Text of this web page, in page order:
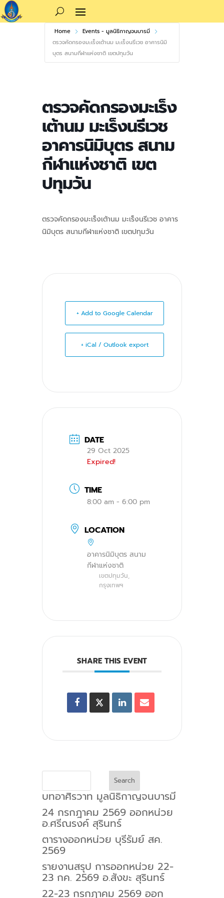
Home
Events - มูลนิธิกาญจนบารมี
ตรวจคัดกรองมะเร็งเต้านม มะเร็งนรีเวช อาคารนิมิ
บุตร สนามกีฬาแห่งชาติ เขตปทุมวัน
ตรวจคัดกรองมะเร็ง
เต้านม มะเร็งนรีเวช
อาคารนิมิบุตร สนาม
กีฬาแห่งชาติ เขต
ปทุมวัน
ตรวจคัดกรองมะเร็งเต้านม มะเร็งนรีเวช อาคาร
นิมิบุตร สนามกีฬาแห่งชาติ เขตปทุมวัน
+ Add to Google Calendar
+ iCal / Outlook export
DATE
29 Oct 2025
Expired!
TIME
8:00 am - 6:00 pm
LOCATION
อาคารนิมิบุตร สนาม
กีฬาแห่งชาติ
เขตปทุมวัน,
กรุงเทพฯ
SHARE THIS EVENT
Search
บทอาศิรวาท มูลนิธิกาญจนบารมี
24 กรกฎาคม 2569 ออกหน่วย
อ.ศรีณรงค์ สุรินทร์
ตารางออกหน่วย บุรีรัมย์ สค.
2569
รายงานสรุป การออกหน่วย 22-
23 กค. 2569 อ.สังขะ สุรินทร์
22-23 กรกฎาคม 2569 ออก